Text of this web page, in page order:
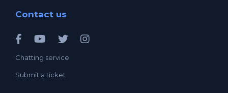
Contact us
Chatting service
Submit a ticket